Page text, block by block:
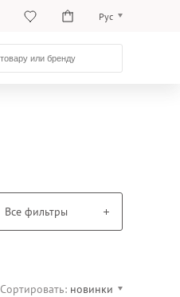
Рус
Рус
Все фильтры
Сортировать: новинки